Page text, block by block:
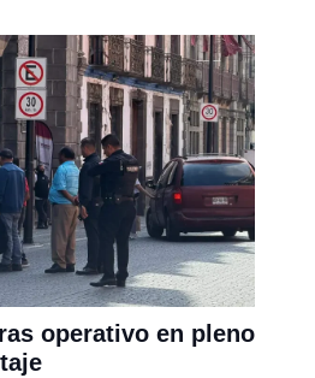
operativo en pleno